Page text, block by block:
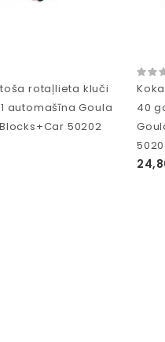
rotaļlieta kluči
automašīna Goula
50202
40